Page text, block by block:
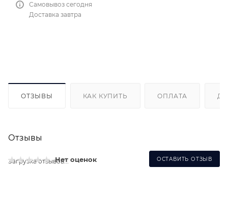
Самовывоз сегодня
Доставка завтра
ОТЗЫВЫ КАК КУПИТЬ ОПЛАТА
Отзывы
Нет оценок ОСТАВИТЬ ОТЗЫВ
Загрузка отзывов...